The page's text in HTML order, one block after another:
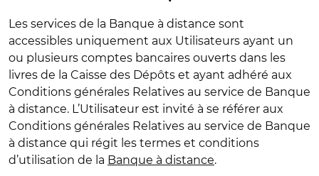
Les services de la Banque à distance sont
accessibles uniquement aux Utilisateurs ayant un
ou plusieurs comptes bancaires ouverts dans les
livres de la Caisse des Dépôts et ayant adhéré aux
Conditions générales Relatives au service de Banque
à distance. L’Utilisateur est invité à se référer aux
Conditions générales Relatives au service de Banque
à distance qui régit les termes et conditions
d’utilisation de la Banque à distance.